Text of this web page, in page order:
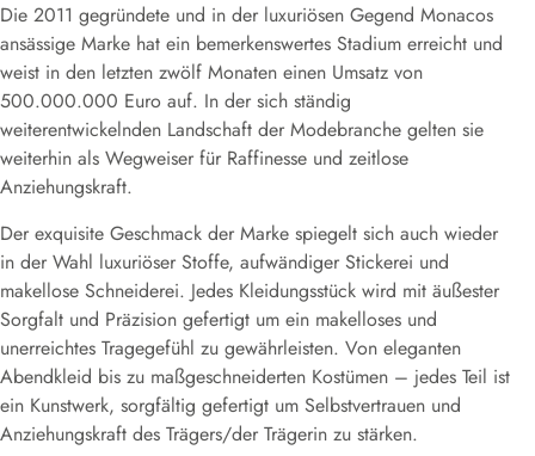
Die 2011 gegründete und in der luxuriösen Gegend Monacos
ansässige Marke hat ein bemerkenswertes Stadium erreicht und
weist in den letzten zwölf Monaten einen Umsatz von
500.000.000 Euro auf. In der sich ständig
weiterentwickelnden Landschaft der Modebranche gelten sie
weiterhin als Wegweiser für Raffinesse und zeitlose
Anziehungskraft.
Der exquisite Geschmack der Marke spiegelt sich auch wieder
in der Wahl luxuriöser Stoffe, aufwändiger Stickerei und
makellose Schneiderei. Jedes Kleidungsstück wird mit äußester
Sorgfalt und Präzision gefertigt um ein makelloses und
unerreichtes Tragegefühl zu gewährleisten. Von eleganten
Abendkleid bis zu maßgeschneiderten Kostümen – jedes Teil ist
ein Kunstwerk, sorgfältig gefertigt um Selbstvertrauen und
Anziehungskraft des Trägers/der Trägerin zu stärken.